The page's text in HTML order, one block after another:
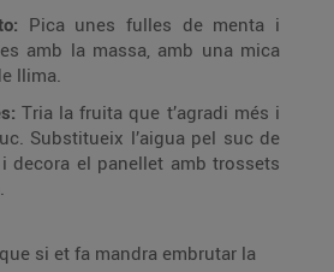
Pica unes fulles de menta i
amb la massa, amb una mica
llima.
Tria la fruita que t’agradi més i
Substitueix l’aigua pel suc de
decora el panellet amb trossets
si et fa mandra embrutar la